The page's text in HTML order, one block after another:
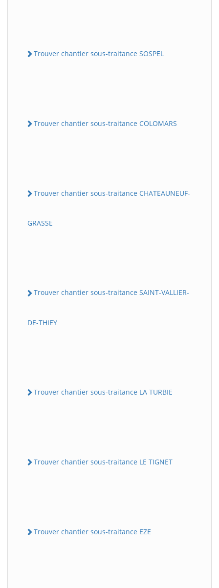
Trouver chantier sous-traitance SOSPEL
Trouver chantier sous-traitance COLOMARS
Trouver chantier sous-traitance CHATEAUNEUF-
GRASSE
Trouver chantier sous-traitance SAINT-VALLIER-
DE-THIEY
Trouver chantier sous-traitance LA TURBIE
Trouver chantier sous-traitance LE TIGNET
Trouver chantier sous-traitance EZE